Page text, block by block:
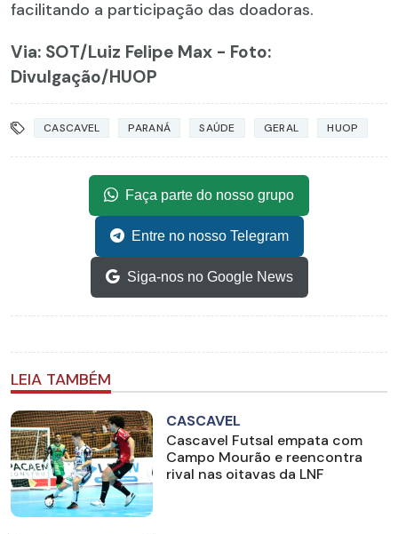
facilitando a participação das doadoras.
Via: SOT/Luiz Felipe Max - Foto:
Divulgação/HUOP
CASCAVEL PARANÁ SAÚDE GERAL HUOP
Faça parte do nosso grupo
Entre no nosso Telegram
Siga-nos no Google News
LEIA TAMBÉM
CASCAVEL
Cascavel Futsal empata com
Campo Mourão e reencontra
rival nas oitavas da LNF